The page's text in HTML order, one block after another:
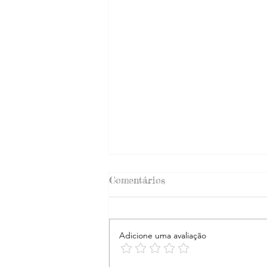
Comentários
Adicione uma avaliação